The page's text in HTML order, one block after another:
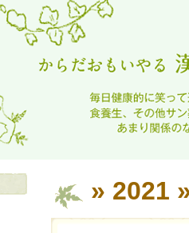
» 2021